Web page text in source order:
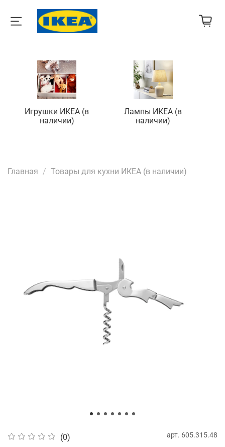
Игрушки ИКЕА (в
наличии)
Лампы ИКЕА (в
наличии)
Главная Товары для кухни ИКЕА (в наличии)
(0) арт. 605.315.48